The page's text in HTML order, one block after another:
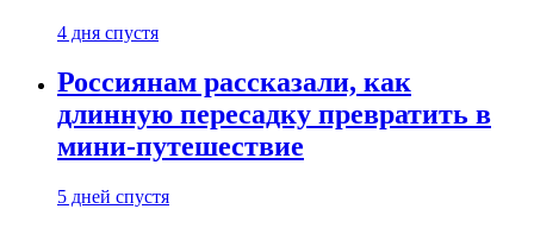
4 дня спустя
Россиянам рассказали, как
длинную пересадку превратить в
мини-путешествие
5 дней спустя